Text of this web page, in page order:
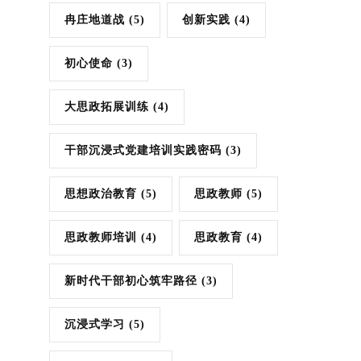
冉庄地道战 (5) 创新实践 (4)
初心使命 (3)
大思政拓展训练 (4)
干部沉浸式党建培训实践密码 (3)
思想政治教育 (5) 思政教师 (5)
思政教师培训 (4) 思政教育 (4)
新时代干部初心筑牢路径 (3)
沉浸式学习 (5)